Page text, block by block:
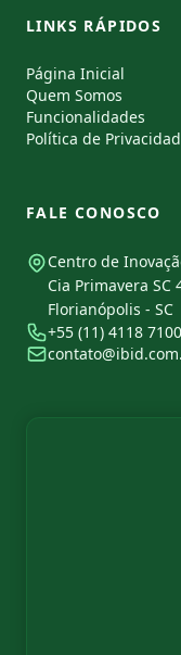
LINKS RÁPIDOS
Página Inicial
Quem Somos
Funcionalidades
Política de
FALE CONOSCO
Centro de
Cia Primavera SC
Florianópolis - SC
+55 (11) 4118 7100